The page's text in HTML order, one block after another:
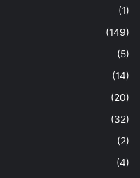
(1)
(149)
(5)
(14)
(20)
(32)
(2)
(4)